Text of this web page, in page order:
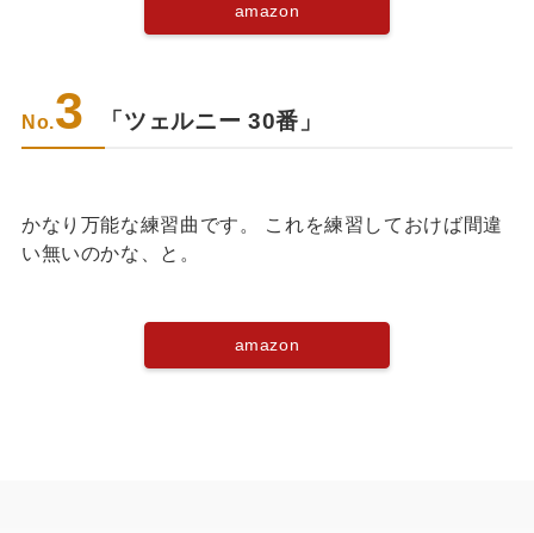
amazon
No.3 「ツェルニー 30番」
かなり万能な練習曲です。 これを練習しておけば間違
い無いのかな、と。
amazon